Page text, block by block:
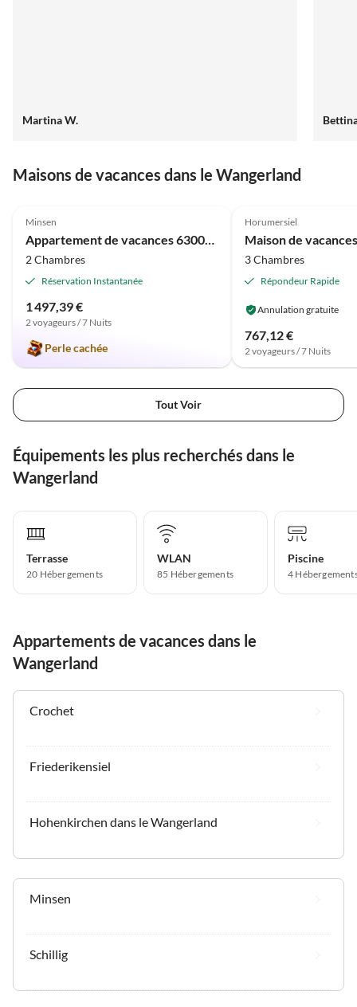
Martina W.
Maisons de vacances dans le Wangerland
Minsen
Appartement de vacances 630010 - Appartement Dune
2 Chambres
Réservation Instantanée
1 497,39 €
2 voyageurs / 7 Nuits
Perle cachée
Horumersiel
3 Chambres
Répondeur Rapide
Annulation gratuite
767,12 €
2 voyageurs / 7 Nuits
Tout Voir
Équipements les plus recherchés dans le
Wangerland
Terrasse
20 Hébergements
WLAN
85 Hébergements
Piscine
4
Appartements de vacances dans le
Wangerland
Crochet
Friederikensiel
Hohenkirchen dans le Wangerland
Minsen
Schillig